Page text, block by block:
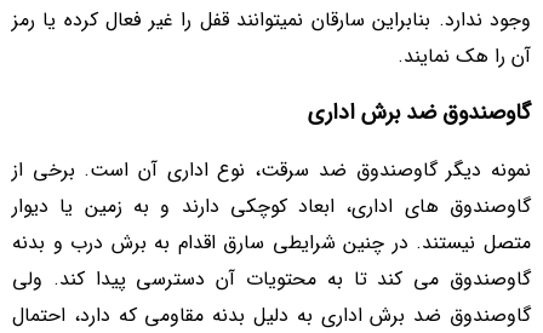
وجود ندارد. بنابراین سارقان نمیتوانند قفل را غیر فعال کرده یا رمز
آن را هک نمایند‌.
گاوصندوق ضد برش اداری
نمونه دیگر گاوصندوق ضد سرقت، نوع اداری آن است. برخی از
گاوصندوق های اداری، ابعاد کوچکی دارند و به زمین یا دیوار
متصل نیستند. در چنین شرایطی سارق اقدام به برش درب و بدنه
گاوصندوق می کند تا به محتویات آن دسترسی پیدا کند. ولی
گاوصندوق ضد برش اداری به دلیل بدنه مقاومی که دارد، احتمال